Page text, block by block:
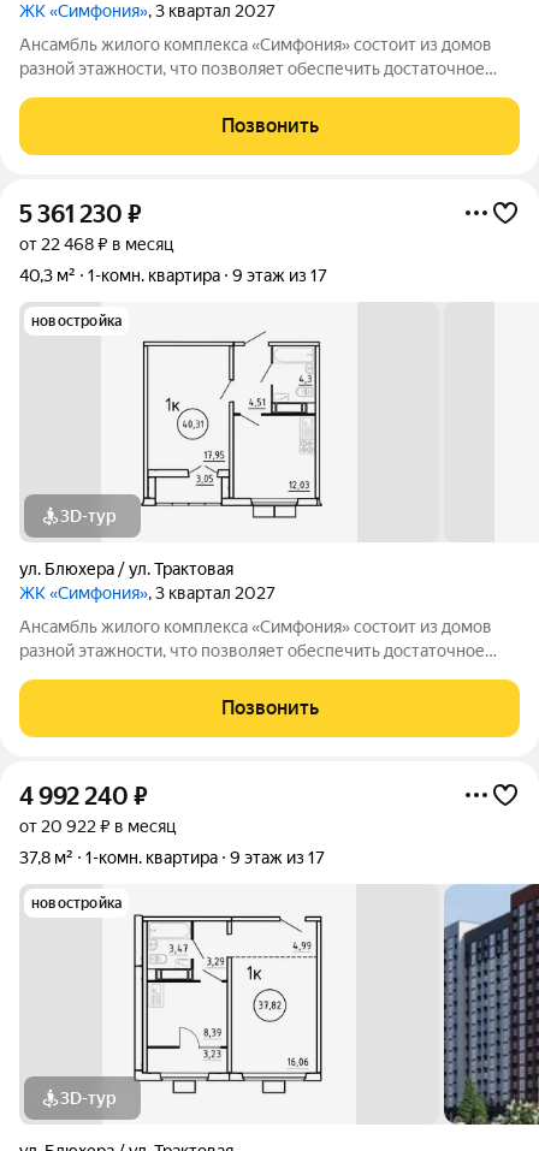
ЖК «Симфония», 3 квартал 2027
Ансамбль жилого комплекса «Симфония» состоит из домов
разной этажности, что позволяет обеспечить достаточное
времени и предлагаем квартиры с уже готовой базовой
отделкой. Заезжайте и живите! ЖК
Позвонить
5 361 230 ₽
от 22 468 ₽ в месяц
40,3 м²
1-комн. квартира 9 этаж из 17
новостройка
3D-тур
ул. Блюхера / ул. Трактовая
ЖК «Симфония», 3 квартал 2027
Ансамбль жилого комплекса «Симфония» состоит из домов
разной этажности, что позволяет обеспечить достаточное
времени и предлагаем квартиры с уже готовой базовой
отделкой. Заезжайте и живите! ЖК
Позвонить
4 992 240 ₽
от 20 922 ₽ в месяц
37,8 м²
1-комн. квартира 9 этаж из 17
новостройка
3D-тур